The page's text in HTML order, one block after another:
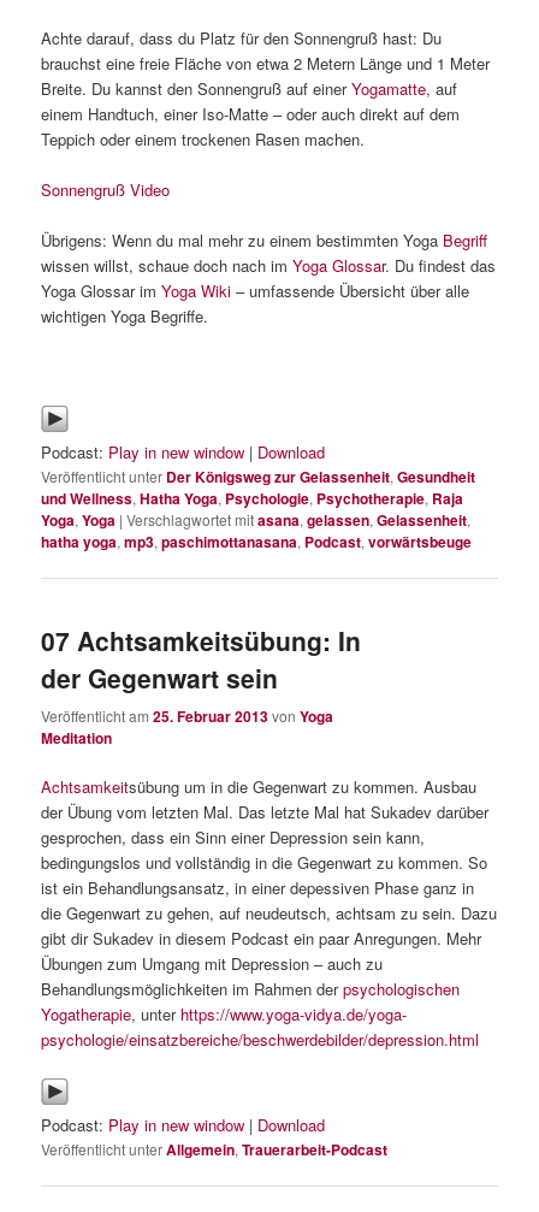
Achte darauf, dass du Platz für den Sonnengruß hast: Du
brauchst eine freie Fläche von etwa 2 Metern Länge und 1 Meter
Breite. Du kannst den Sonnengruß auf einerYogamatte, auf
einem Handtuch, einer Iso-Matte – oder auch direkt auf dem
Teppich oder einem trockenen Rasen machen.
Sonnengruß Video
Übrigens: Wenn du mal mehr zu einem bestimmten Yoga Begriff
wissen willst, schaue doch nach imYoga Glossar. Du findest das
Yoga Glossar imYoga Wiki – umfassende Übersicht über alle
wichtigen Yoga Begriffe.
Podcast: Play in new window | Download
Veröffentlicht unter Der Königsweg zur Gelassenheit,Gesundheit
und Wellness,Hatha Yoga, Psychologie, Psychotherapie, Raja
Yoga,Yoga |Verschlagwortet mitasana,gelassen,Gelassenheit,
hatha yoga,mp3,paschimottanasana, Podcast,vorwärtsbeuge
07 Achtsamkeitsübung: In
der Gegenwart sein
Veröffentlicht am25. Februar 2013vonYoga
Meditation
Achtsamkeitsübung um in die Gegenwart zu kommen. Ausbau
der Übung vom letzten Mal. Das letzte Mal hat Sukadev darüber
gesprochen, dass ein Sinn einer Depression sein kann,
bedingungslos und vollständig in die Gegenwart zu kommen. So
ist ein Behandlungsansatz, in einer depessiven Phase ganz in
die Gegenwart zu gehen, auf neudeutsch, achtsam zu sein. Dazu
gibt dir Sukadev in diesem Podcast ein paar Anregungen. Mehr
Übungen zum Umgang mit Depression – auch zu
Behandlungsmöglichkeiten im Rahmen derpsychologischen
Yogatherapie, unter https://www.yoga-vidya.de/yoga-
psychologie/einsatzbereiche/beschwerdebilder/depression.html
Podcast: Play in new window | Download
Veröffentlicht unterAllgemein,Trauerarbeit-Podcast